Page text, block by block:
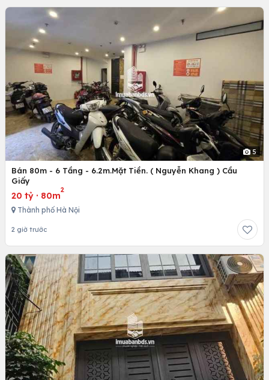
5
Bán 80m - 6 Tầng - 6.2m.Mặt Tiền. ( Nguyễn Khang ) Cầu
Giấy
20 tỷ · 80m
2
Thành phố Hà Nội
2 giờ trước